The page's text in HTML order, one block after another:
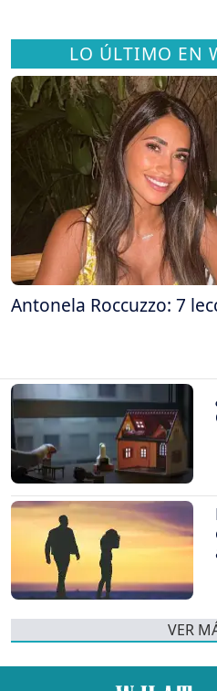
LO ÚLTIMO EN
Antonela Roccuzzo: 7
VER